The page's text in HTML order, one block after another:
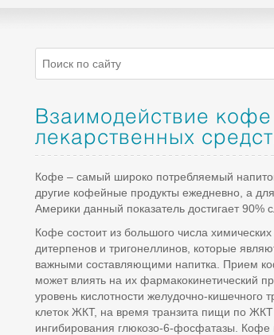
Взаимодействие кофе
лекарственных
Кофе – самый широко потребляемый
другие кофейные продукты ежедневно, а
Америки данный показатель достигает 90%
Кофе состоит из большого числа
дитерпенов и тригонеллинов, которые
важными составляющими напитка. Прием
может влиять на их фармакокинетический
уровень кислотности желудочно-
клеток ЖКТ, на время транзита пищи по
ингибирования глюкозо-6-фосфатазы. Кофе